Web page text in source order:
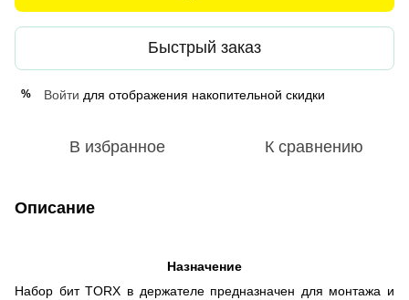
Быстрый заказ
% Войти для отображения накопительной скидки
В избранное К сравнению
Описание
Назначение
Набор бит TORX в держателе предназначен для монтажа и